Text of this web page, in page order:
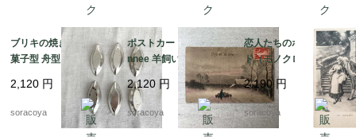
ブリキの焼き型 焼き
菓子型 舟型 バトー ボ
2,120 円
soracoya
ポストカード Bonne a
nnee 羊飼いイラスト1
913 15PSa16-10
2,120 円
soracoya
恋人たちのポストカー
ド（モノクロ）6陰謀 1
2PSj39-6
2,190円
soracoya